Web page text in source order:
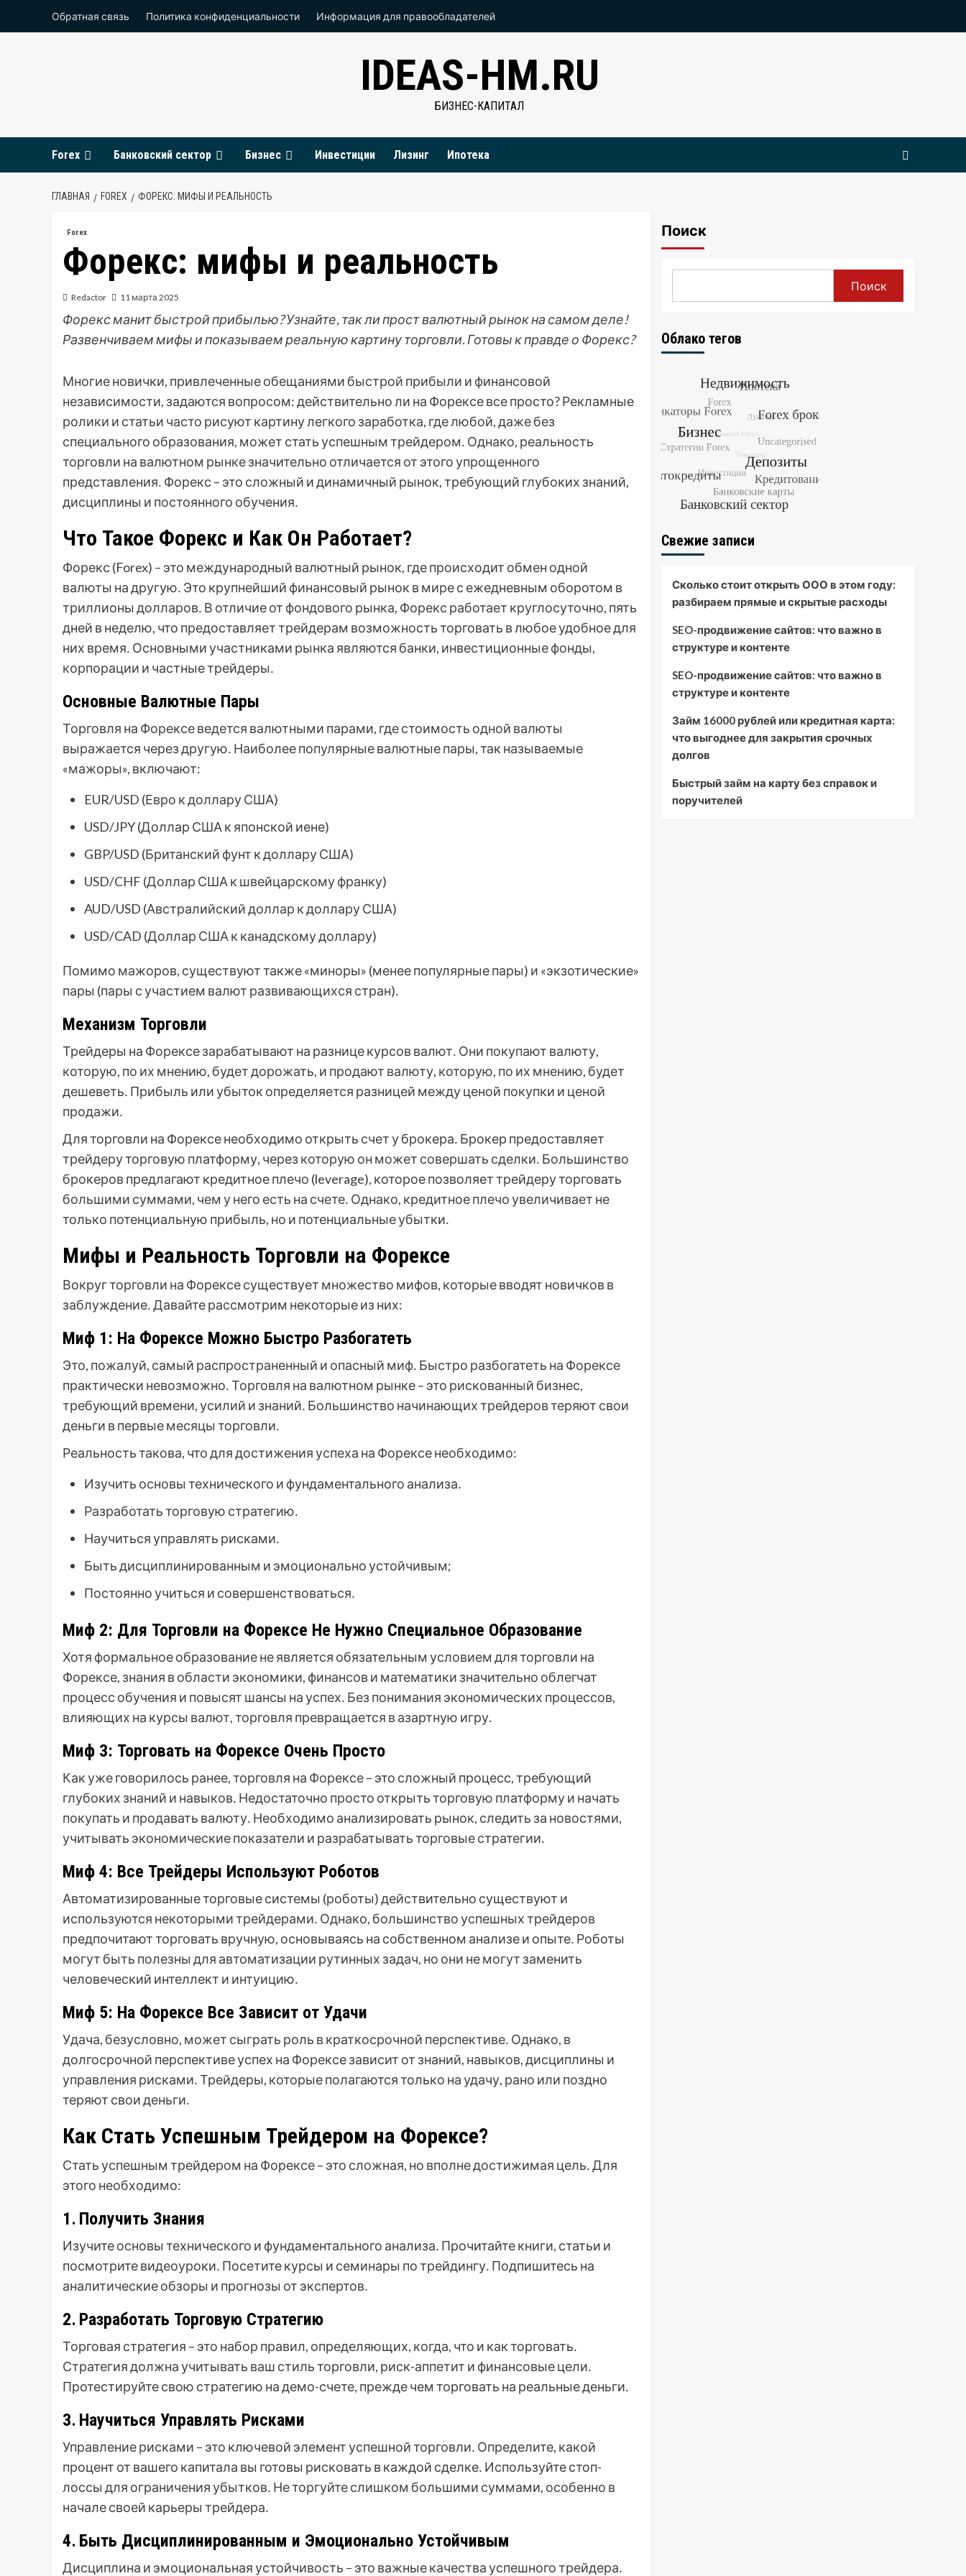
Обратная связь Политика конфиденциальности Информация для правообладателей
IDEAS-HM.RU
БИЗНЕС-КАПИТАЛ
Forex Банковский сектор Бизнес Инвестиции Лизинг Ипотека
ГЛАВНАЯ FOREX ФОРЕКС: МИФЫ И РЕАЛЬНОСТЬ
Forex
Форекс: мифы и реальность
Redactor 11 марта 2025
Форекс манит быстрой прибылью? Узнайте, так ли прост валютный рынок на самом деле!
Развенчиваем мифы и показываем реальную картину торговли. Готовы к правде о Форекс?
Многие новички, привлеченные обещаниями быстрой прибыли и финансовой
независимости, задаются вопросом: действительно ли на Форексе все просто? Рекламные
ролики и статьи часто рисуют картину легкого заработка, где любой, даже без
специального образования, может стать успешным трейдером․ Однако, реальность
торговли на валютном рынке значительно отличается от этого упрощенного
представления․ Форекс – это сложный и динамичный рынок, требующий глубоких знаний,
дисциплины и постоянного обучения․
Что Такое Форекс и Как Он Работает?
Форекс (Forex) – это международный валютный рынок, где происходит обмен одной
валюты на другую․ Это крупнейший финансовый рынок в мире с ежедневным оборотом в
триллионы долларов․ В отличие от фондового рынка, Форекс работает круглосуточно, пять
дней в неделю, что предоставляет трейдерам возможность торговать в любое удобное для
них время․ Основными участниками рынка являются банки, инвестиционные фонды,
корпорации и частные трейдеры․
Основные Валютные Пары
Торговля на Форексе ведется валютными парами, где стоимость одной валюты
выражается через другую․ Наиболее популярные валютные пары, так называемые
«мажоры», включают:
EUR/USD (Евро к доллару США)
USD/JPY (Доллар США к японской иене)
GBP/USD (Британский фунт к доллару США)
USD/CHF (Доллар США к швейцарскому франку)
AUD/USD (Австралийский доллар к доллару США)
USD/CAD (Доллар США к канадскому доллару)
Помимо мажоров, существуют также «миноры» (менее популярные пары) и «экзотические»
пары (пары с участием валют развивающихся стран)․
Механизм Торговли
Трейдеры на Форексе зарабатывают на разнице курсов валют․ Они покупают валюту,
которую, по их мнению, будет дорожать, и продают валюту, которую, по их мнению, будет
дешеветь․ Прибыль или убыток определяется разницей между ценой покупки и ценой
продажи․
Для торговли на Форексе необходимо открыть счет у брокера․ Брокер предоставляет
трейдеру торговую платформу, через которую он может совершать сделки․ Большинство
брокеров предлагают кредитное плечо (leverage), которое позволяет трейдеру торговать
большими суммами, чем у него есть на счете․ Однако, кредитное плечо увеличивает не
только потенциальную прибыль, но и потенциальные убытки․
Мифы и Реальность Торговли на Форексе
Вокруг торговли на Форексе существует множество мифов, которые вводят новичков в
заблуждение․ Давайте рассмотрим некоторые из них:
Миф 1: На Форексе Можно Быстро Разбогатеть
Это, пожалуй, самый распространенный и опасный миф․ Быстро разбогатеть на Форексе
практически невозможно․ Торговля на валютном рынке – это рискованный бизнес,
требующий времени, усилий и знаний․ Большинство начинающих трейдеров теряют свои
деньги в первые месяцы торговли․
Реальность такова, что для достижения успеха на Форексе необходимо:
Изучить основы технического и фундаментального анализа․
Разработать торговую стратегию․
Научиться управлять рисками․
Быть дисциплинированным и эмоционально устойчивым;
Постоянно учиться и совершенствоваться․
Миф 2: Для Торговли на Форексе Не Нужно Специальное Образование
Хотя формальное образование не является обязательным условием для торговли на
Форексе, знания в области экономики, финансов и математики значительно облегчат
процесс обучения и повысят шансы на успех․ Без понимания экономических процессов,
влияющих на курсы валют, торговля превращается в азартную игру․
Миф 3: Торговать на Форексе Очень Просто
Как уже говорилось ранее, торговля на Форексе – это сложный процесс, требующий
глубоких знаний и навыков․ Недостаточно просто открыть торговую платформу и начать
покупать и продавать валюту․ Необходимо анализировать рынок, следить за новостями,
учитывать экономические показатели и разрабатывать торговые стратегии․
Миф 4: Все Трейдеры Используют Роботов
Автоматизированные торговые системы (роботы) действительно существуют и
используются некоторыми трейдерами․ Однако, большинство успешных трейдеров
предпочитают торговать вручную, основываясь на собственном анализе и опыте․ Роботы
могут быть полезны для автоматизации рутинных задач, но они не могут заменить
человеческий интеллект и интуицию․
Миф 5: На Форексе Все Зависит от Удачи
Удача, безусловно, может сыграть роль в краткосрочной перспективе․ Однако, в
долгосрочной перспективе успех на Форексе зависит от знаний, навыков, дисциплины и
управления рисками․ Трейдеры, которые полагаются только на удачу, рано или поздно
теряют свои деньги․
Как Стать Успешным Трейдером на Форексе?
Стать успешным трейдером на Форексе – это сложная, но вполне достижимая цель․ Для
этого необходимо:
1․ Получить Знания
Изучите основы технического и фундаментального анализа․ Прочитайте книги, статьи и
посмотрите видеоуроки․ Посетите курсы и семинары по трейдингу․ Подпишитесь на
аналитические обзоры и прогнозы от экспертов․
2․ Разработать Торговую Стратегию
Торговая стратегия – это набор правил, определяющих, когда, что и как торговать․
Стратегия должна учитывать ваш стиль торговли, риск-аппетит и финансовые цели․
Протестируйте свою стратегию на демо-счете, прежде чем торговать на реальные деньги․
3․ Научиться Управлять Рисками
Управление рисками – это ключевой элемент успешной торговли․ Определите, какой
процент от вашего капитала вы готовы рисковать в каждой сделке․ Используйте стоп-
лоссы для ограничения убытков․ Не торгуйте слишком большими суммами, особенно в
начале своей карьеры трейдера․
4․ Быть Дисциплинированным и Эмоционально Устойчивым
Дисциплина и эмоциональная устойчивость – это важные качества успешного трейдера․
Поиск
Поиск
Облако тегов
Свежие записи
Сколько стоит открыть ООО в этом году:
разбираем прямые и скрытые расходы
SEO-продвижение сайтов: что важно в
структуре и контенте
SEO-продвижение сайтов: что важно в
структуре и контенте
Займ 16000 рублей или кредитная карта:
что выгоднее для закрытия срочных
долгов
Быстрый займ на карту без справок и
поручителей